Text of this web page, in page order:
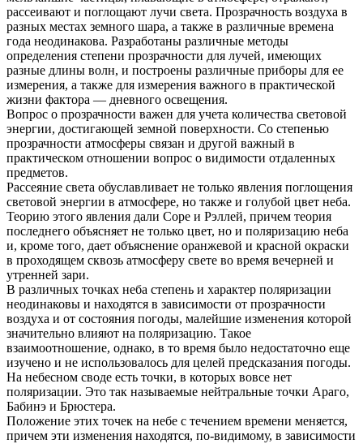
рассеивают и поглощают лучи света. Прозрачность воздуха в
разных местах земного шара, а также в различные времена
года неодинакова. Разработаны различные методы
определения степени прозрачности для лучей, имеющих
разные длины волн, и построены различные приборы для ее
измерения, а также для измерения важного в практической
жизни фактора — дневного освещения.
Вопрос о прозрачности важен для учета количества световой
энергии, достигающей земной поверхности. Со степенью
прозрачности атмосферы связан и другой важный в
практическом отношении вопрос о видимости отдаленных
предметов.
Рассеяние света обуславливает не только явления поглощения
световой энергии в атмосфере, но также и голубой цвет неба.
Теорию этого явления дали Соре и Рэллей, причем теория
последнего объясняет не только цвет, но и поляризацию неба
и, кроме того, дает объяснение оранжевой и красной окраски
в проходящем сквозь атмосферу свете во время вечерней и
утренней зари.
В различных точках неба степень и характер поляризации
неодинаковы и находятся в зависимости от прозрачности
воздуха и от состояния погоды, малейшие изменения которой
значительно влияют на поляризацию. Такое
взаимоотношение, однако, в то время было недостаточно еще
изучено и не использовалось для целей предсказания погоды.
На небесном своде есть точки, в которых вовсе нет
поляризации. Это так называемые нейтральные точки Араго,
Бабинэ и Брюстера.
Положение этих точек на небе с течением времени меняется,
причем эти изменения находятся, по-видимому, в зависимости